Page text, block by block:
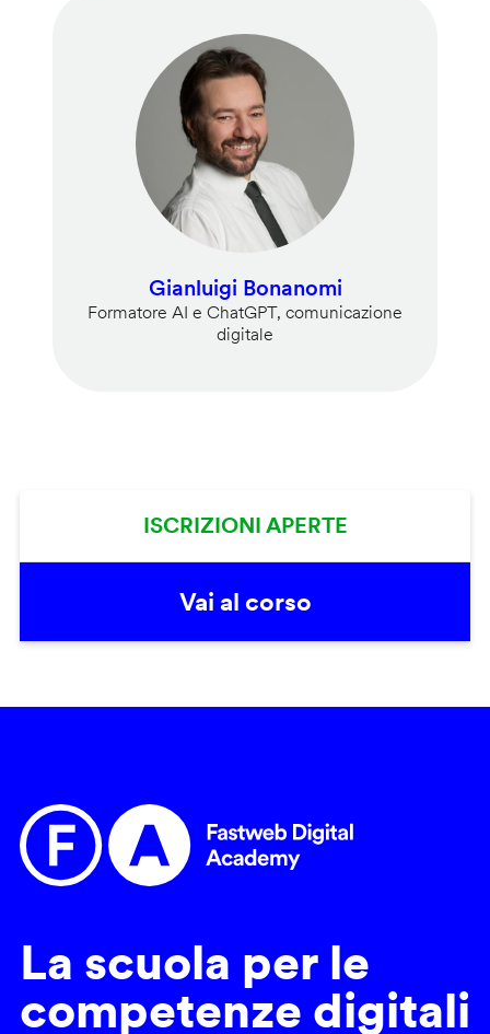
Gianluigi Bonanomi
Formatore AI e ChatGPT, comunicazione
digitale
ISCRIZIONI APERTE
Vai al corso
La scuola per le
competenze digitali